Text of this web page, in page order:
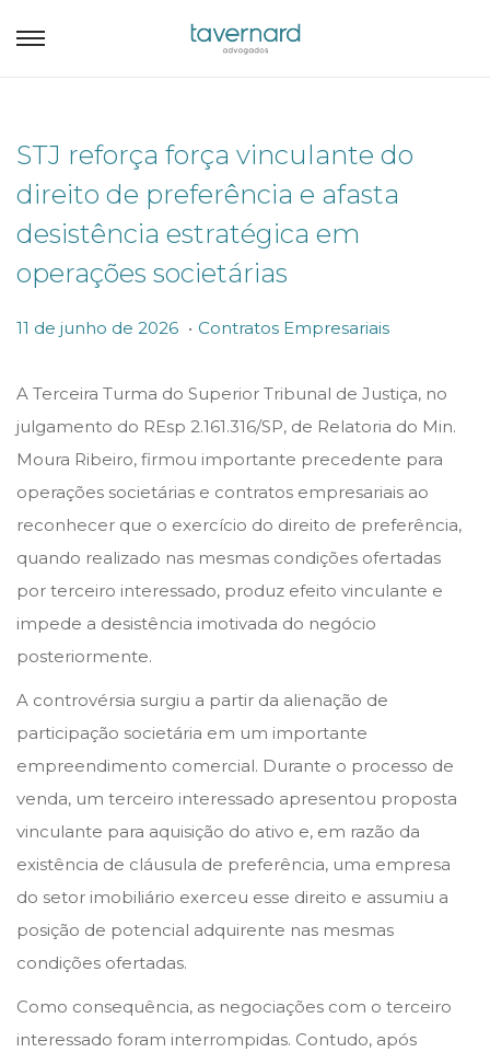
STJ reforça força vinculante do
direito de preferência e afasta
desistência estratégica em
operações societárias
P
s
t
e
d
o
n
11 de junho de 2026
d
e
j
u
n
h
o
d
. P
s
t
e
d
i
n
Contratos Empresariais
A Terceira Turma do Superior Tribunal de Justiça, no
julgamento do REsp 2.161.316/SP, de Relatoria do Min.
Moura Ribeiro, firmou importante precedente para
operações societárias e contratos empresariais ao
reconhecer que o exercício do direito de preferência,
quando realizado nas mesmas condições ofertadas
por terceiro interessado, produz efeito vinculante e
impede a desistência imotivada do negócio
posteriormente.
A controvérsia surgiu a partir da alienação de
participação societária em um importante
empreendimento comercial. Durante o processo de
venda, um terceiro interessado apresentou proposta
vinculante para aquisição do ativo e, em razão da
existência de cláusula de preferência, uma empresa
do setor imobiliário exerceu esse direito e assumiu a
posição de potencial adquirente nas mesmas
condições ofertadas.
Como consequência, as negociações com o terceiro
interessado foram interrompidas. Contudo, após